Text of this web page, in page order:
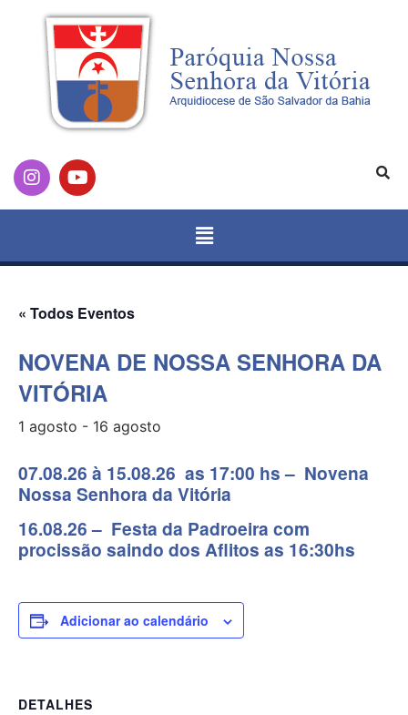
« Todos Eventos
NOVENA DE NOSSA SENHORA DA
VITÓRIA
1 agosto - 16 agosto
07.08.26 à 15.08.26 as 17:00 hs – Novena
Nossa Senhora da Vitória
16.08.26 – Festa da Padroeira com
procissão saindo dos Aflitos as 16:30hs
Adicionar ao calendário
DETALHES